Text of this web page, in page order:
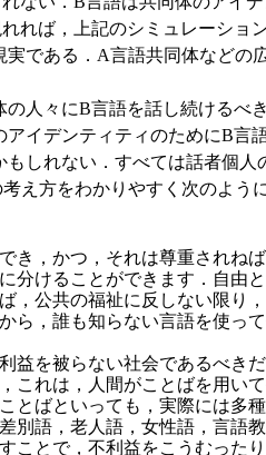
れば，上記のシミュレーシ
である．A言語共同体など
人々にB言語を話し続けるべ
イデンティティのためにB
しれない．すべては話者個
え方をわかりやすく次のよう
き，かつ，それは尊重され
分けることができます．自由
，公共の福祉に反しない限り
，誰も知らない言語を使っ
を被らない社会であるべき
これは，人間がことばを用い
とばといっても，実際には多
別語，老人語，女性語，言語
とで，不利益をこうむった